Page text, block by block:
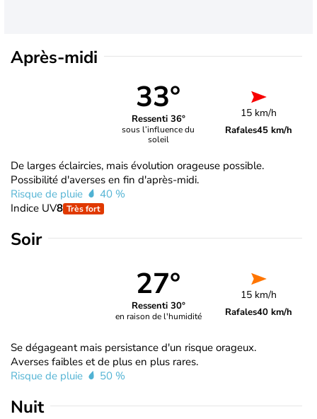
Après-midi
33°
Ressenti 36°
sous l’influence du
soleil
15 km/h
Rafales45 km/h
De larges éclaircies, mais évolution orageuse possible.
Possibilité d'averses en fin d'après-midi.
Risque de pluie
40 %
Indice UV8 Très fort
Soir
27°
Ressenti 30°
en raison de l'humidité
15 km/h
Rafales40 km/h
Se dégageant mais persistance d'un risque orageux.
Averses faibles et de plus en plus rares.
Risque de pluie
50 %
Nuit